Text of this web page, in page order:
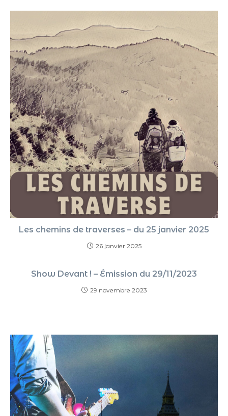
Les chemins de traverses – du 25 janvier 2025
26 janvier 2025
Show Devant ! – Émission du 29/11/2023
29 novembre 2023